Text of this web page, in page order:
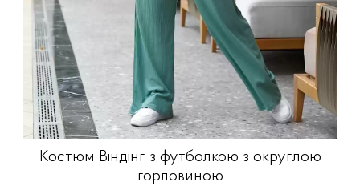
Костюм Віндінг з футболкою з округлою
горловиною